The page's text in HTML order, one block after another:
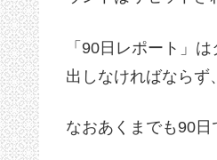
「90日レポート」
出しなければならず
なおあくまでも90